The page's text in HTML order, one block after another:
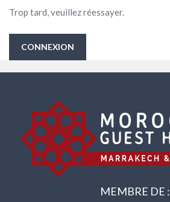
Trop tard, veuillez réessayer.
CONNEXION
MEMBRE DE :